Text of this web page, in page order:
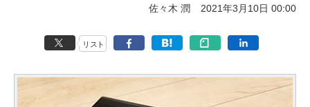
佐々木 潤 2021年3月10日 00:00
リスト